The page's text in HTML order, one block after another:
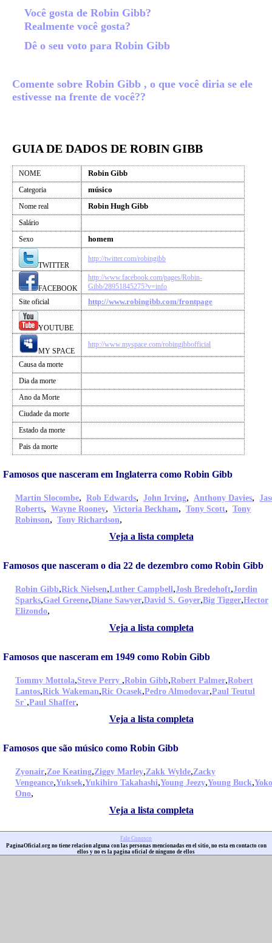
Você gosta de Robin Gibb?
Realmente você gosta?
Dê o seu voto para Robin Gibb
Comente sobre Robin Gibb , o que você diria se ele
estivesse na frente de você??
GUIA DE DADOS DE ROBIN GIBB
NOME Robin Gibb
Categoria músico
Nome real Robin Hugh Gibb
Salário
Sexo
homem
TWITTER
http://twitter.com/robingibb
FACEBOOK
http://www.facebook.com/pages/Robin-
Gibb/28951845275?v=info
Site oficial
http://www.robingibb.com/frontpage
YOUTUBE
MY SPACE
http://www.myspace.com/robingibbofficial
Causa da morte
Dia da morte
Ano da Morte
Ciudade da morte
Estado da morte
Pais da morte
Famosos que nasceram em Inglaterra como Robin Gibb
Martin Slocombe, Rob Edwards, John Irving, Anthony Davies,
Roberts, Wayne Rooney, Victoria Beckham, Tony Scott, Tony
Robinson, Tony Richardson,
Veja a lista completa
Famosos que nasceram o dia 22 de dezembro como Robin Gibb
Robin Gibb,Rick Nielsen,Luther Campbell,Josh Bredehoft,Jordin
Sparks,Gael Greene,Diane Sawyer,David S. Goyer,Big Tigger,Hector
Elizondo,
Veja a lista completa
Famosos que nasceram em 1949 como Robin Gibb
Tommy Mottola,Steve Perry ,Robin Gibb,Robert Palmer,Robert
Lantos,Rick Wakeman,Ric Ocasek,Pedro Almodovar,Paul Teutul
Sr`,Paul Shaffer,
Veja a lista completa
Famosos que são músico como Robin Gibb
Zyonair,Zoe Keating,Ziggy Marley,Zakk Wylde,Zacky
Vengeance,Yuksek,Yukihiro Takahashi,Young Jeezy,Young Buck,Yoko
Ono,
Veja a lista completa
Fale Conosco
PaginaOficial.org no tiene relacion alguna con las personas mencionadas en el sitio, no esta en contacto con
ellos y no es la pagina oficial de ninguno de ellos